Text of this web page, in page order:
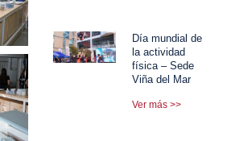
Día mundial de
la actividad
física – Sede
Viña del Mar
Ver más >>